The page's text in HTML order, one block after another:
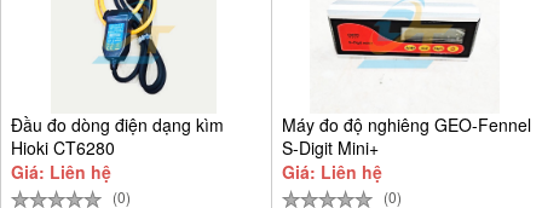
Đầu đo dòng điện dạng kìm
Hioki CT6280
Giá: Liên hệ
(0)
Máy đo độ nghiêng GEO-Fennel
S-Digit Mini+
Giá: Liên hệ
(0)